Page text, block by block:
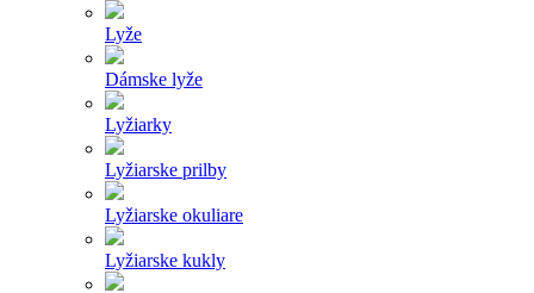
Lyže
Dámske lyže
Lyžiarky
Lyžiarske prilby
Lyžiarske okuliare
Lyžiarske kukly